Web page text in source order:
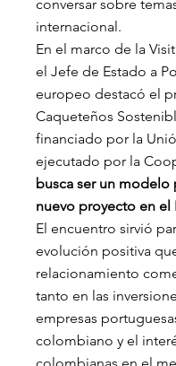
conversar sobre
internacional.
En el marco de la
el Jefe de Estado a
europeo destacó el
Caqueteños
financiado por la
ejecutado por la
busca ser un modelo
nuevo proyecto en el
El encuentro sirvió
evolución positiva
relacionamiento
tanto en las
empresas
colombiano y el